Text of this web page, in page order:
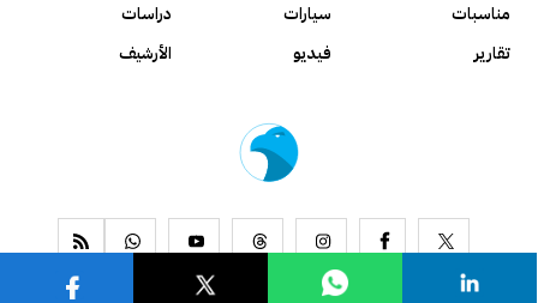
مناسبات
سيارات
دراسات
تقارير
فيديو الأرشيف